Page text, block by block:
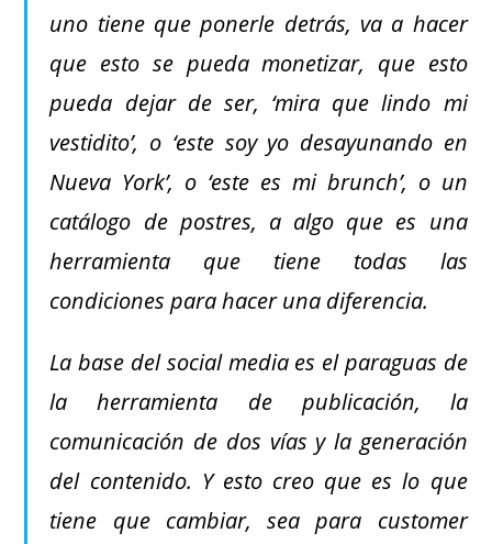
uno tiene que ponerle detrás, va a hacer
que esto se pueda monetizar, que esto
pueda dejar de ser, ‘mira que lindo mi
vestidito’, o ‘este soy yo desayunando en
Nueva York’, o ‘este es mi brunch’, o un
catálogo de postres, a algo que es una
herramienta que tiene todas las
condiciones para hacer una diferencia.
La base del social media es el paraguas de
la herramienta de publicación, la
comunicación de dos vías y la generación
del contenido. Y esto creo que es lo que
tiene que cambiar, sea para customer